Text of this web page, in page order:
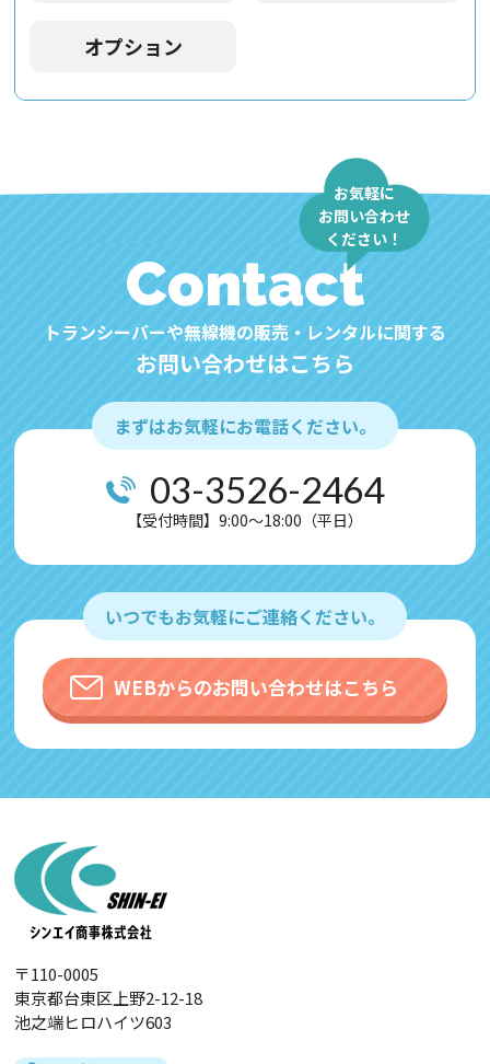
オプション
Contact
トランシーバーや無線機の販売・レンタルに関する
お問い合わせはこちら
お気軽に
お問い合わせ
ください！
まずはお気軽にお電話ください。
03-3526-2464
【受付時間】9:00～18:00（平日）
いつでもお気軽にご連絡ください。
WEBからのお問い合わせはこちら
〒110-0005
東京都台東区上野2-12-18
池之端ヒロハイツ603